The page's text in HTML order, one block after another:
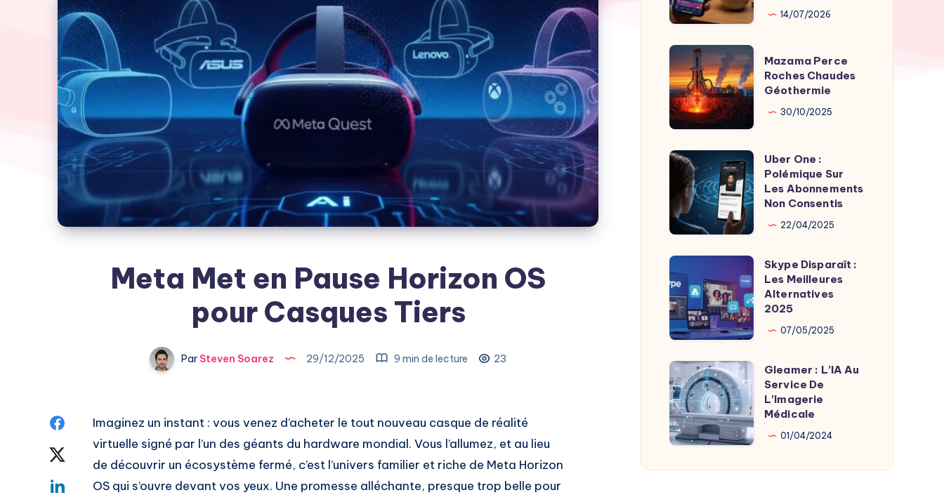
Meta Met en Pause Horizon OS
pour Casques Tiers
Par Steven Soarez 29/12/2025 9 min de lecture 23
Share
Facebook
Share
Imaginez un instant : vous venez d’acheter le tout nouveau casque de réalité
virtuelle signé par l’un des géants du hardware mondial. Vous l’allumez, et au lieu
de découvrir un écosystème fermé, c’est l’univers familier et riche de Meta Horizon
OS qui s’ouvre devant vos yeux. Une promesse alléchante, presque trop belle pour
Successeur
de
TV
Time
par
Son
Fondateur
14/07/2026
Mazama
Perce
Roches
Chaudes
Géothermie
Mazama Perce
Roches Chaudes
Géothermie
30/10/2025
Uber
One
Polémique
Sur
Les
Abonnements
Non
Consentis
Uber One :
Polémique Sur
Les Abonnements
Non Consentis
22/04/2025
Skype
Disparaît
:
Les
Meilleures
Alternatives
2025
Skype Disparaît :
Les Meilleures
Alternatives
2025
07/05/2025
Gleamer
:
L’IA
Au
Service
De
Gleamer : L’IA Au
Service De
L’Imagerie
Médicale
01/04/2024